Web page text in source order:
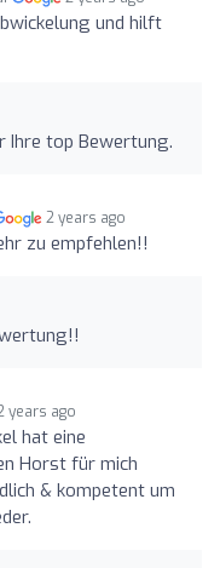
und hilft
Ihre top Bewertung.
2 years ago
zu empfehlen!!
years ago
hat eine
Horst für mich
& kompetent um